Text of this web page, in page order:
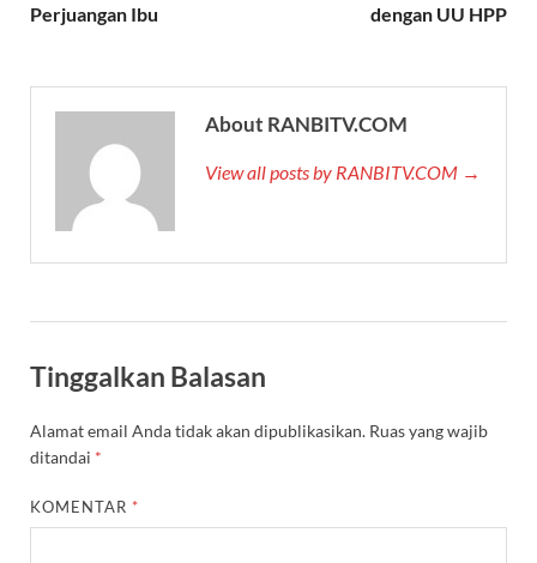
Perjuangan Ibu dengan UU HPP
About RANBITV.COM
View all posts by RANBITV.COM →
Tinggalkan Balasan
Alamat email Anda tidak akan dipublikasikan. Ruas yang wajib
ditandai *
KOMENTAR *